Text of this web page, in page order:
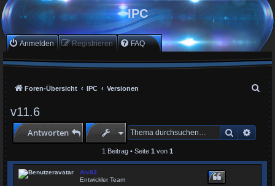
IPC
Anmelden Registrieren FAQ
Foren-Übersicht IPC Versionen
v11.6
Antworten Suche
1 Beitrag • Seite 1 von 1
Alx83
Entwickler Team